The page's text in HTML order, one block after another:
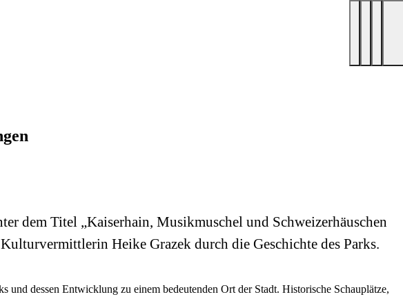
dem Titel „Kaiserhain, Musikmuschel und Schweizerhäuschen
Heike Grazek durch die Geschichte des Parks.
dessen Entwicklung zu einem bedeutenden Ort der Stadt. Historische Schauplätze,